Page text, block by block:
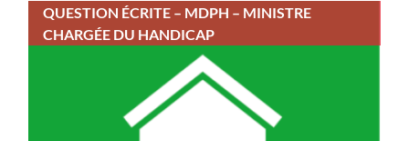
QUESTION ÉCRITE – MDPH – MINISTRE
CHARGÉE DU HANDICAP